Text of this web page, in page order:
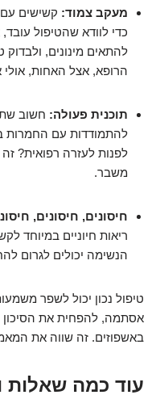
מעקב צמוד: קשישים
כדי לוודא שהטיפול
להתאים מינונים,
הרופא, אצל האחות, אולי
תוכנית פעולה: חשוב
להתמודדות עם החמרות
לפנות לעזרה רפואית?
משבר.
חיסונים, חיסונים,
ריאות חיוניים במיוחד
הנשימה יכולים לגרום
טיפול נכון יכול לשפר
אסתמה, להפחית את הסיכון
באשפוזים. זה שווה את
עוד כמה שאלות